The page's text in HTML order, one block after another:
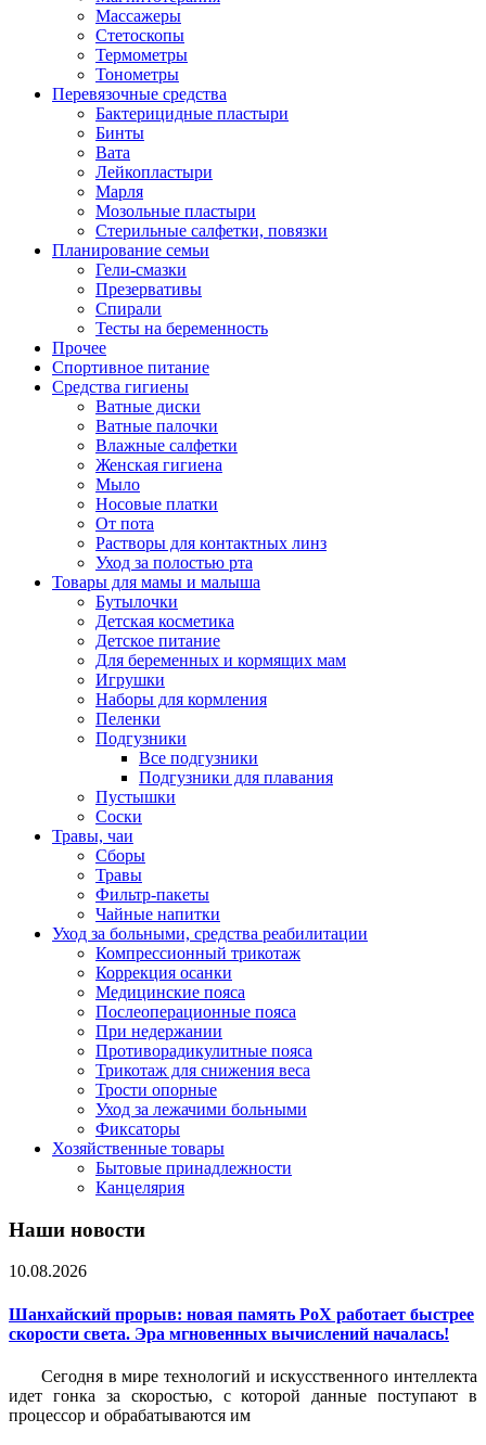
Массажеры
Стетоскопы
Термометры
Тонометры
Перевязочные средства
Бактерицидные пластыри
Бинты
Вата
Лейкопластыри
Марля
Мозольные пластыри
Стерильные салфетки, повязки
Планирование семьи
Гели-смазки
Презервативы
Спирали
Тесты на беременность
Прочее
Спортивное питание
Средства гигиены
Ватные диски
Ватные палочки
Влажные салфетки
Женская гигиена
Мыло
Носовые платки
От пота
Растворы для контактных линз
Уход за полостью рта
Товары для мамы и малыша
Бутылочки
Детская косметика
Детское питание
Для беременных и кормящих мам
Игрушки
Наборы для кормления
Пеленки
Подгузники
Все подгузники
Подгузники для плавания
Пустышки
Соски
Травы, чаи
Сборы
Травы
Фильтр-пакеты
Чайные напитки
Уход за больными, средства реабилитации
Компрессионный трикотаж
Коррекция осанки
Медицинские пояса
Послеоперационные пояса
При недержании
Противорадикулитные пояса
Трикотаж для снижения веса
Трости опорные
Уход за лежачими больными
Фиксаторы
Хозяйственные товары
Бытовые принадлежности
Канцелярия
Наши новости
10.08.2026
Шанхайский прорыв: новая память PoX работает быстрее
скорости света. Эра мгновенных вычислений началась!
Сегодня в мире технологий и искусственного интеллекта
идет гонка за скоростью, с которой данные поступают в
процессор и обрабатываются им